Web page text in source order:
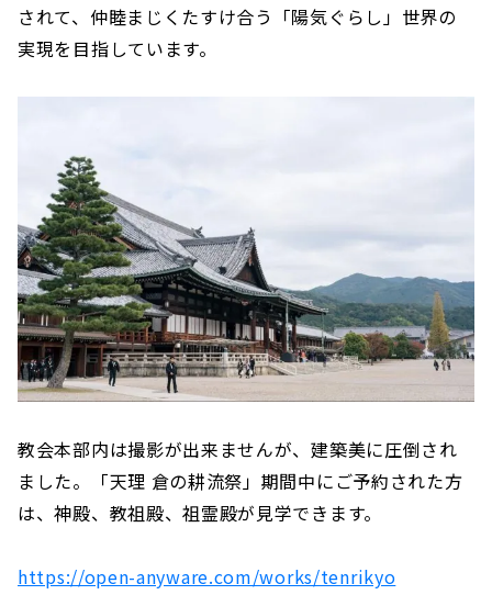
されて、仲睦まじくたすけ合う「陽気ぐらし」世界の
実現を目指しています。
教会本部内は撮影が出来ませんが、建築美に圧倒され
ました。「天理 倉の耕流祭」期間中にご予約された方
は、神殿、教祖殿、祖霊殿が見学できます。
https://open-anyware.com/works/tenrikyo